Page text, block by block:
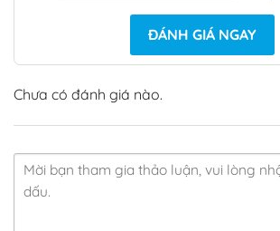
ĐÁNH GIÁ NGAY
Chưa có đánh giá nào.